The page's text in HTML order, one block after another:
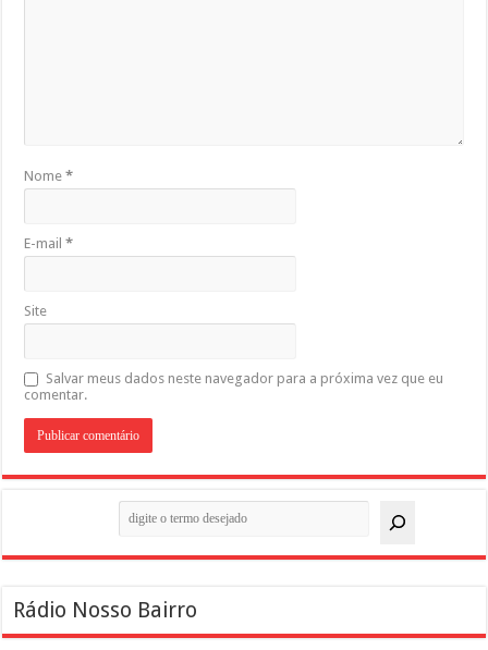
Nome*
E-mail*
Site
Salvar meus dados neste navegador para a próxima vez que eu
comentar.
Rádio Nosso Bairro